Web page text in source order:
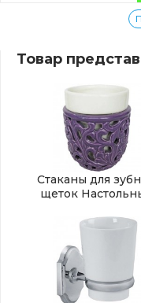
Товар
Стаканы для
щеток